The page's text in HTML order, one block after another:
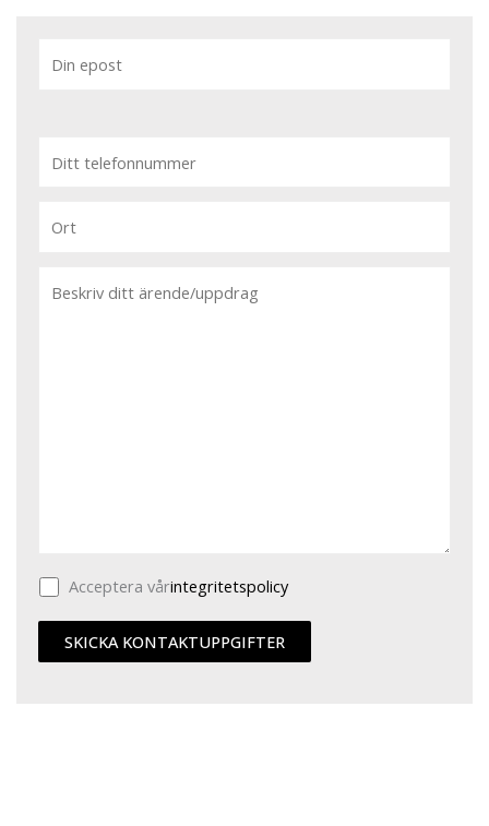
Acceptera vårintegritetspolicy